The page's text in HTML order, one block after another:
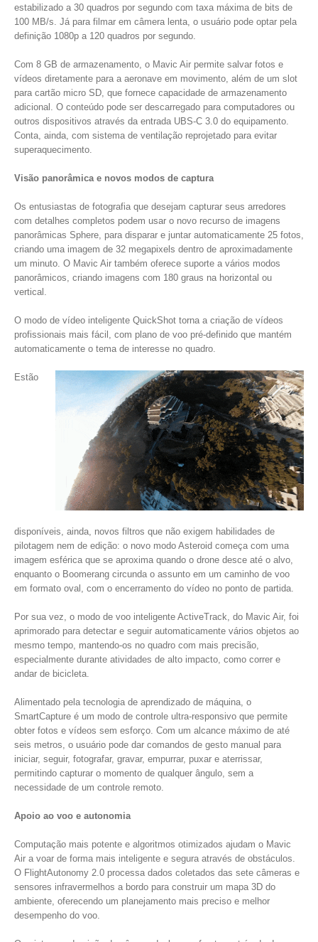
estabilizado a 30 quadros por segundo com taxa máxima de bits de
100 MB/s. Já para filmar em câmera lenta, o usuário pode optar pela
definição 1080p a 120 quadros por segundo.
Com 8 GB de armazenamento, o Mavic Air permite salvar fotos e
vídeos diretamente para a aeronave em movimento, além de um slot
para cartão micro SD, que fornece capacidade de armazenamento
adicional. O conteúdo pode ser descarregado para computadores ou
outros dispositivos através da entrada UBS-C 3.0 do equipamento.
Conta, ainda, com sistema de ventilação reprojetado para evitar
superaquecimento.
Visão panorâmica e novos modos de captura
Os entusiastas de fotografia que desejam capturar seus arredores
com detalhes completos podem usar o novo recurso de imagens
panorâmicas Sphere, para disparar e juntar automaticamente 25 fotos,
criando uma imagem de 32 megapixels dentro de aproximadamente
um minuto. O Mavic Air também oferece suporte a vários modos
panorâmicos, criando imagens com 180 graus na horizontal ou
vertical.
O modo de vídeo inteligente QuickShot torna a criação de vídeos
profissionais mais fácil, com plano de voo pré-definido que mantém
automaticamente o tema de interesse no quadro.
Estão
disponíveis, ainda, novos filtros que não exigem habilidades de
pilotagem nem de edição: o novo modo Asteroid começa com uma
imagem esférica que se aproxima quando o drone desce até o alvo,
enquanto o Boomerang circunda o assunto em um caminho de voo
em formato oval, com o encerramento do vídeo no ponto de partida.
Por sua vez, o modo de voo inteligente ActiveTrack, do Mavic Air, foi
aprimorado para detectar e seguir automaticamente vários objetos ao
mesmo tempo, mantendo-os no quadro com mais precisão,
especialmente durante atividades de alto impacto, como correr e
andar de bicicleta.
Alimentado pela tecnologia de aprendizado de máquina, o
SmartCapture é um modo de controle ultra-responsivo que permite
obter fotos e vídeos sem esforço. Com um alcance máximo de até
seis metros, o usuário pode dar comandos de gesto manual para
iniciar, seguir, fotografar, gravar, empurrar, puxar e aterrissar,
permitindo capturar o momento de qualquer ângulo, sem a
necessidade de um controle remoto.
Apoio ao voo e autonomia
Computação mais potente e algoritmos otimizados ajudam o Mavic
Air a voar de forma mais inteligente e segura através de obstáculos.
O FlightAutonomy 2.0 processa dados coletados das sete câmeras e
sensores infravermelhos a bordo para construir um mapa 3D do
ambiente, oferecendo um planejamento mais preciso e melhor
desempenho do voo.